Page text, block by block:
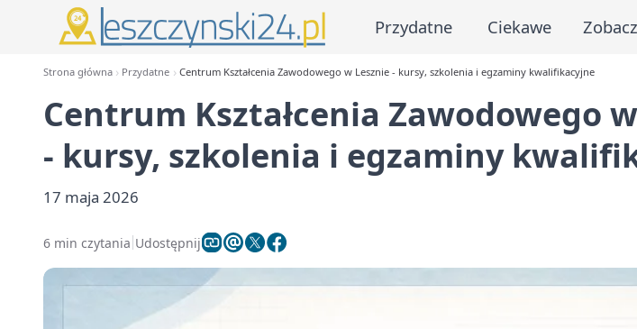
Przydatne Ciekawe Zobacz
Strona główna Przydatne Centrum Kształcenia Zawodowego w Lesznie - kursy, szkolenia i egzaminy kwalifikacyjne
Centrum Kształcenia Zawodowego
- kursy, szkolenia i egzaminy
17 maja 2026
6 min czytania Udostępnij